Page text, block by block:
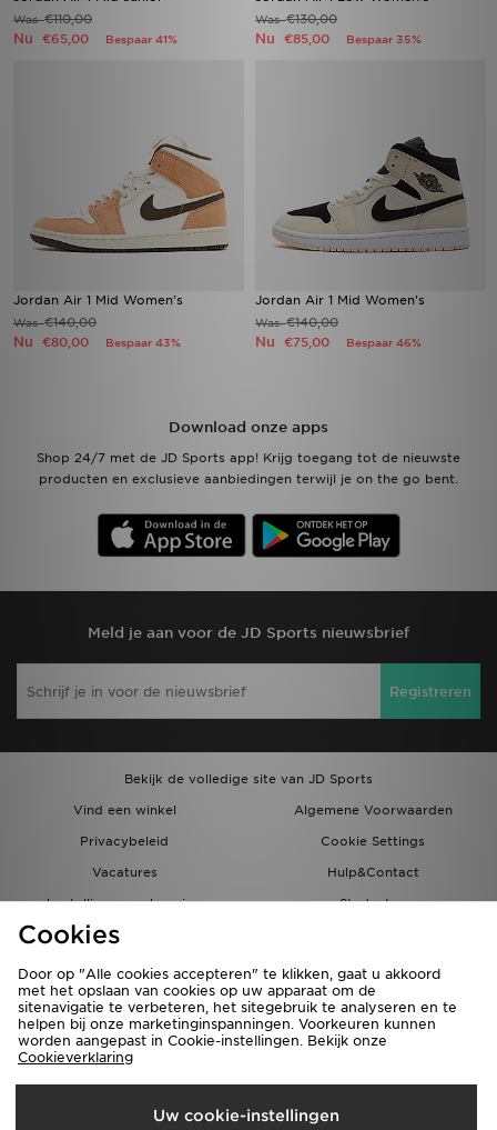
Was€110,00
Nu €65,00 Bespaar 41%
Was€130,00
Nu €85,00 Bespaar 35%
Jordan Air 1 Mid Women's
Was€140,00
Nu €80,00 Bespaar 43%
Jordan Air 1 Mid Women's
Was€140,00
Nu €75,00 Bespaar 46%
Download onze apps
Shop 24/7 met de JD Sports app! Krijg toegang tot de nieuwste
producten en exclusieve aanbiedingen terwijl je on the go bent.
Meld je aan voor de JD Sports nieuwsbrief
Registreren
Bekijk de volledige site van JD Sports
Vind een winkel
Algemene Voorwaarden
Privacybeleid
Cookie Settings
Vacatures
Hulp&Contact
bestellingen en levering
Studenten
Partnerprogramma
Verzenden Naar
Nederland
Cookies
Door op "Alle cookies accepteren" te klikken, gaat u akkoord
met het opslaan van cookies op uw apparaat om de
sitenavigatie te verbeteren, het sitegebruik te analyseren en te
helpen bij onze marketinginspanningen. Voorkeuren kunnen
worden aangepast in Cookie-instellingen. Bekijk onze
Cookieverklaring
Uw cookie-instellingen